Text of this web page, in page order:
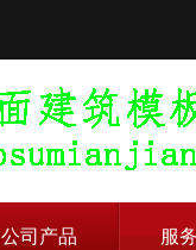
公司产品 服